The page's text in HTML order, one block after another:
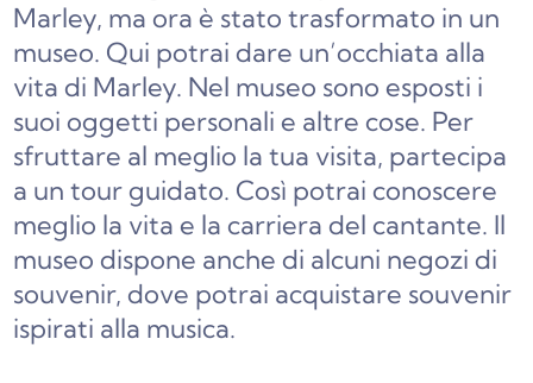
Marley, ma ora è stato trasformato in un
museo. Qui potrai dare un’occhiata alla
vita di Marley. Nel museo sono esposti i
suoi oggetti personali e altre cose. Per
sfruttare al meglio la tua visita, partecipa
a un tour guidato. Così potrai conoscere
meglio la vita e la carriera del cantante. Il
museo dispone anche di alcuni negozi di
souvenir, dove potrai acquistare souvenir
ispirati alla musica.